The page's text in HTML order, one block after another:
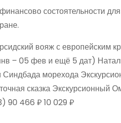
состоятельности
вояж с европейским
– 05 фев и ещё 5 дат)
Синдбада морехода
сказка Экскурсионный
90 466 ₽10 029 ₽